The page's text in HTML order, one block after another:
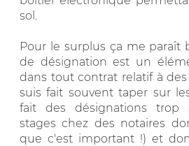
sol.
Pour le surplus ça me paraît
de désignation est un
dans tout contrat relatif à
suis fait souvent taper sur
fait des désignations trop
stages chez des notaires
que c'est important !) et